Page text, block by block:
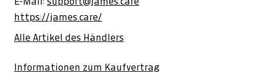
https://james.care/
Alle Artikel des Händlers
Informationen zum Kaufvertrag